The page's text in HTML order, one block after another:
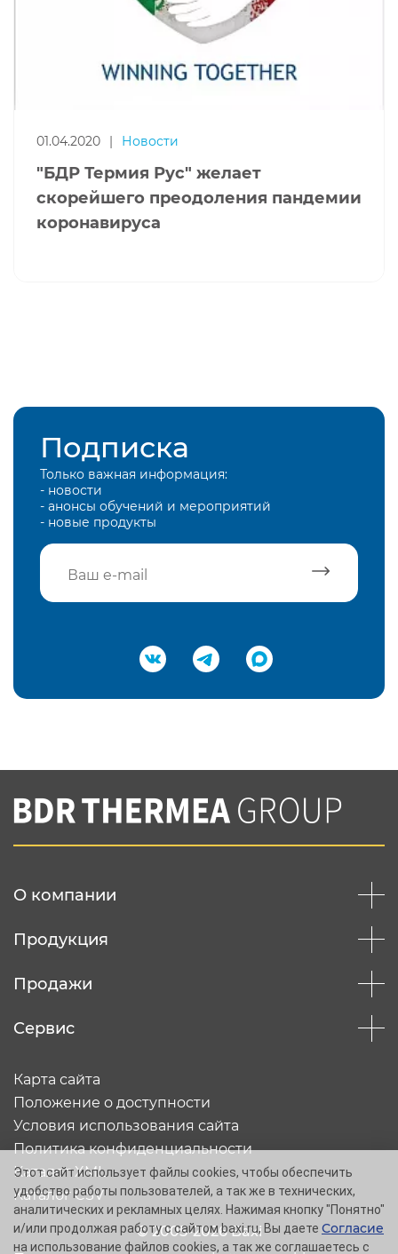
01.04.2020 | Новости
"БДР Термия Рус" желает
скорейшего преодоления пандемии
коронавируса
Подписка
Только важная информация:
- новости
- анонсы обучений и мероприятий
- новые продукты
Подтвердить e-mail
Вы соглашаетесь с нашей политикой
конфеденциальности
О компании
Продукция
Продажи
Сервис
© 2005-2026 Baxi
Карта сайта
Положение о доступности
Условия использования сайта
Политика конфиденциальности
Каталог XML
Каталог CSV
Этот сайт использует файлы cookies, чтобы обеспечить
удобство работы пользователей, а так же в технических,
аналитических и рекламных целях. Нажимая кнопку "Понятно"
и/или продолжая работу с сайтом baxi.ru, Вы даете Согласие
на использование файлов cookies, а так же соглашаетесь с